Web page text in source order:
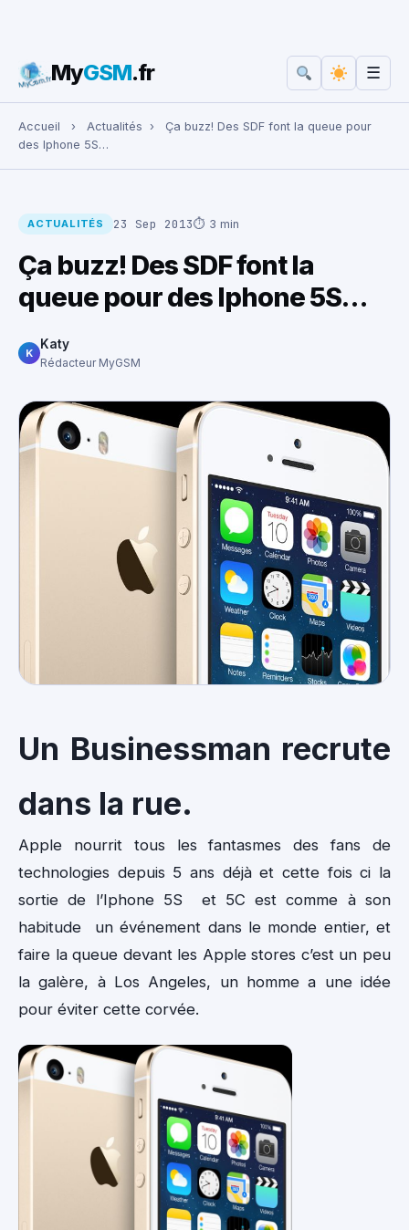
Rechercher :
MyGSM.fr ☰
Accueil › Actualités ›
Ça buzz! Des SDF font la queue pour
des Iphone 5S…
ACTUALITÉS 23 Sep 2013⏱ 3 min
Ça buzz! Des SDF font la
queue pour des Iphone 5S…
K
Katy
Rédacteur MyGSM
Un Businessman recrute
dans la rue.
Apple nourrit tous les fantasmes des fans de
technologies depuis 5 ans déjà et cette fois ci la
sortie de l’Iphone 5S et 5C est comme à son
habitude un événement dans le monde entier, et
faire la queue devant les Apple stores c’est un peu
la galère, à Los Angeles, un homme a une idée
pour éviter cette corvée.